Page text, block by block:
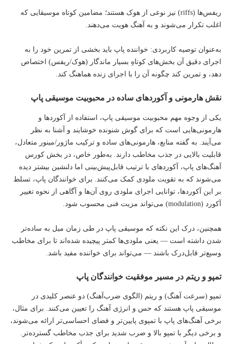
ریفس‌ها (riffs) نیز نوعی از هوک هستند؛ مضامین کوتاه موسیقایی که
اغلب تکرار می‌شوند و به آهنگ هویت می‌دهند.
به‌عنوان توصیه کاربردی: خواننده پاپ باید بخشی از تمرین خود را به
اجرای دقیق آن بخش‌های کوتاهِ بسیار ماندگار (هوک/ریفس) اختصاص
دهد، و تمرین کند چگونه آن را با اجرای زنده هماهنگ کند.
نقش هارمونی و آکوردهای ساده در محبوبیت موسیقی پاپ
یکی از وجوه مهم محبوبیت موسیقی پاپ، استفاده از آکوردها و
هارمونی‌هایی است که برای گوش شنونده خوشایند و آشنا به نظر
می‌آیند. به گفته منابع، هارمونی‌های ساده و ترکیب ماژور/مینور متعادل،
قابلیت بالایی در جذب مخاطب دارند. به‌طور خاص، در بخش کورس
آهنگ‌های پاپ، آکوردهای با ترتیب قابل‌پیش‌بینی اما دلنشین بیشتر دیده
می‌شوند که به تقویت ملودی کمک می‌کنند. برای خوانندگان پاپ، تسلط
بر این آکوردها، توانایی اجرای ملودی روی آن‌ها و آگاهی از نحوه تغییر
آکورد (modulation) می‌تواند مزیت فنی محسوب شود.
همچنین، درک این نکته که موسیقی پاپ در طی زمان میل به ساده‌تر
شدن داشته است — یعنی ملودی‌ها کمتر پیچیده شده‌اند تا برای مخاطب
وسیع‌تر قابل‌درک باشند — می‌تواند برای خواننده مفید باشد.
تمپو و ریتم در مسیر موفقیت خوانندگان پاپ
تمپو (سرعت آهنگ) و ریتم (الگوی ضرب‌آهنگ) دو عنصر کلیدی در
موسیقی پاپ هستند که حس و انرژی آهنگ را تعیین می‌کنند. برای مثال،
برخی آهنگ‌های پاپ با تمپوی پایین‌تر و فضای احساسی‌تر ارائه می‌شوند،
و برخی دیگر با تمپو بالا و ضرب شدید برای جذب مخاطب گسترده‌تر.